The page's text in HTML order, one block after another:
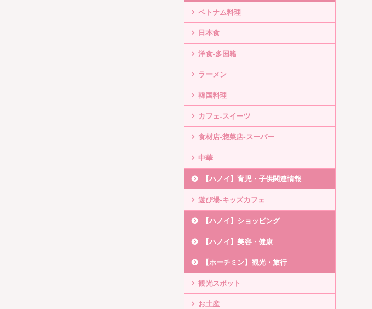
ベトナム料理
日本食
洋食-多国籍
ラーメン
韓国料理
カフェ-スイーツ
食材店-惣菜店-スーパー
中華
【ハノイ】育児・子供関連情報
遊び場-キッズカフェ
【ハノイ】ショッピング
【ハノイ】美容・健康
【ホーチミン】観光・旅行
観光スポット
お土産